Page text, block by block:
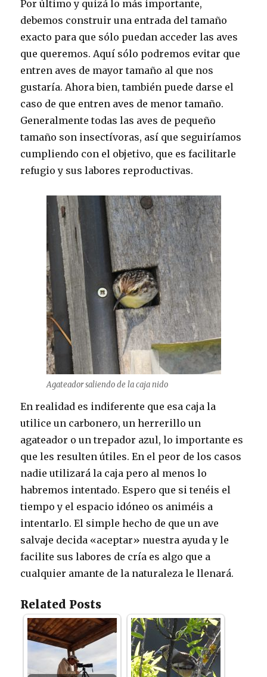
Por último y quizá lo más importante,
debemos construir una entrada del tamaño
exacto para que sólo puedan acceder las aves
que queremos. Aquí sólo podremos evitar que
entren aves de mayor tamaño al que nos
gustaría. Ahora bien, también puede darse el
caso de que entren aves de menor tamaño.
Generalmente todas las aves de pequeño
tamaño son insectívoras, así que seguiríamos
cumpliendo con el objetivo, que es facilitarle
refugio y sus labores reproductivas.
Agateador saliendo de la caja nido
En realidad es indiferente que esa caja la
utilice un carbonero, un herrerillo un
agateador o un trepador azul, lo importante es
que les resulten útiles. En el peor de los casos
nadie utilizará la caja pero al menos lo
habremos intentado. Espero que si tenéis el
tiempo y el espacio idóneo os animéis a
intentarlo. El simple hecho de que un ave
salvaje decida «aceptar» nuestra ayuda y le
facilite sus labores de cría es algo que a
cualquier amante de la naturaleza le llenará.
Related Posts